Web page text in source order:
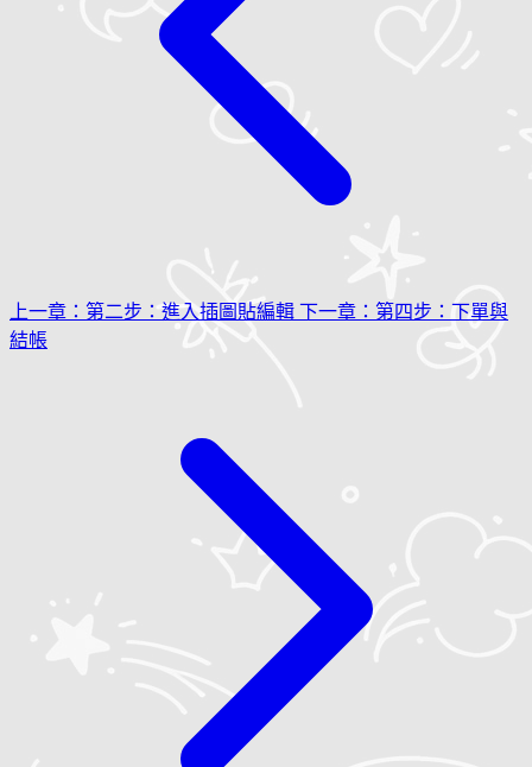
上一章：第二步：進入插圖貼編輯 下一章：第四步：下單與
結帳